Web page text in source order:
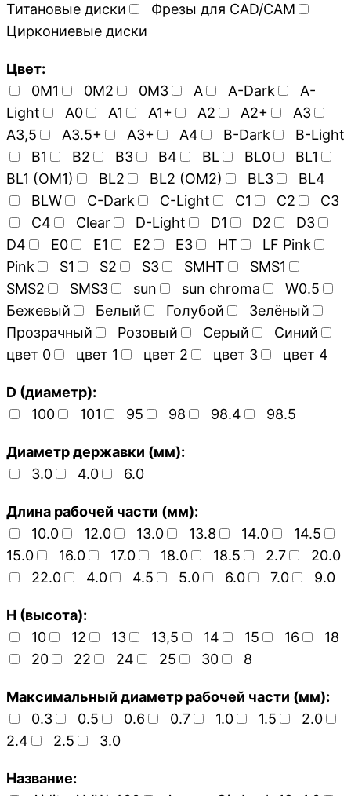
Титановые диски
Фрезы для CAD/CAM
Циркониевые диски
Цвет:
0M1
0M2 0M3 A A-Dark
A-
Light
A0 A1 A1+ A2 A2+
A3
A3,5
A3.5+ A3+ A4 B-Dark
B-Light
B1
B2 B3 B4 BL BL0
BL1
BL1 (OM1)
BL2 BL2 (OM2) BL3
BL4
BLW
C-Dark C-Light C1 C2
C3
C4
Clear D-Light D1 D2
D3
D4
E0 E1 E2 E3 HT
LF Pink
Pink
S1 S2 S3 SMHT
SMS1
SMS2
SMS3 sun sun chroma
W0.5
Бежевый
Белый Голубой
Зелёный
Прозрачный
Розовый Серый
Синий
цвет 0
цвет 1 цвет 2 цвет 3 цвет 4
D (диаметр):
100
101 95 98 98.4 98.5
Диаметр державки (мм):
3.0
4.0 6.0
Длина рабочей части (мм):
10.0
12.0 13.0 13.8 14.0
14.5
15.0
16.0 17.0 18.0 18.5 2.7
20.0
22.0
4.0 4.5 5.0 6.0 7.0 9.0
H (высота):
10
12 13 13,5 14 15 16
18
20
22 24 25 30 8
Максимальный диаметр рабочей части (мм):
0.3
0.5 0.6 0.7 1.0 1.5
2.0
2.4
2.5 3.0
Название: